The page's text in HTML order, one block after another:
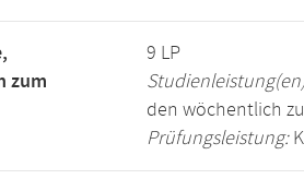
zum
9 LP
den wöchentlich
Prüfungsleistung: